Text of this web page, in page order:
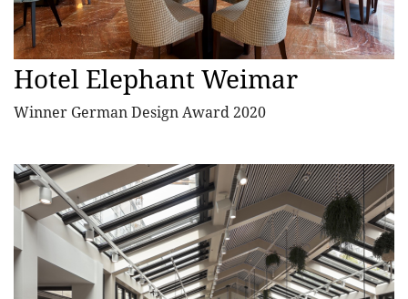
Hotel Elephant Weimar
Winner German Design Award 2020